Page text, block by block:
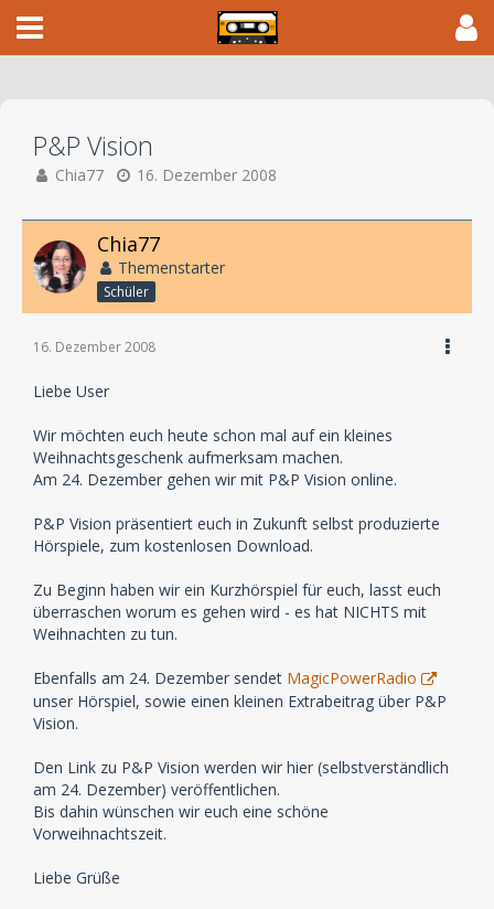
P&P Vision
Chia77 16. Dezember 2008
Chia77
Themenstarter
Schüler
16. Dezember 2008
Liebe User
Wir möchten euch heute schon mal auf ein kleines
Weihnachtsgeschenk aufmerksam machen.
Am 24. Dezember gehen wir mit P&P Vision online.
P&P Vision präsentiert euch in Zukunft selbst produzierte
Hörspiele, zum kostenlosen Download.
Zu Beginn haben wir ein Kurzhörspiel für euch, lasst euch
überraschen worum es gehen wird - es hat NICHTS mit
Weihnachten zu tun.
Ebenfalls am 24. Dezember sendet MagicPowerRadio
unser Hörspiel, sowie einen kleinen Extrabeitrag über P&P
Vision.
Den Link zu P&P Vision werden wir hier (selbstverständlich
am 24. Dezember) veröffentlichen.
Bis dahin wünschen wir euch eine schöne
Vorweihnachtszeit.
Liebe Grüße